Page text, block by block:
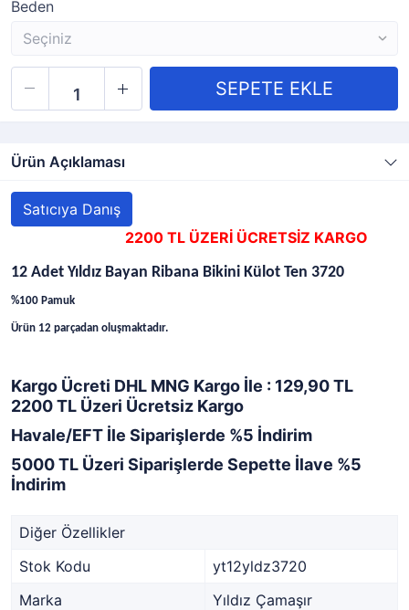
Beden
Ürün Açıklaması
Satıcıya Danış
2200 TL ÜZERİ ÜCRETSİZ KARGO
12 Adet Yıldız Bayan Ribana Bikini Külot Ten 3720
%100 Pamuk
Ürün 12 parçadan oluşmaktadır.
Kargo Ücreti DHL MNG Kargo İle : 129,90 TL
2200 TL Üzeri Ücretsiz Kargo
Havale/EFT İle Siparişlerde %5 İndirim
5000 TL Üzeri Siparişlerde Sepette İlave %5
İndirim
Diğer Özellikler
Stok Kodu
yt12yldz3720
Marka
Yıldız Çamaşır